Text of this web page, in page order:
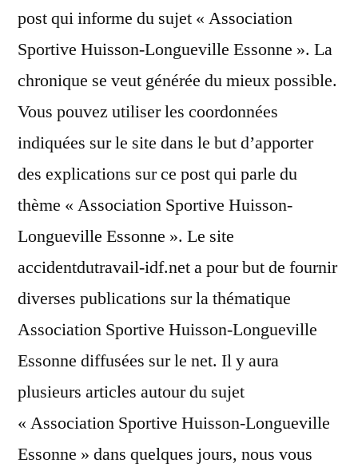
post qui informe du sujet « Association
Sportive Huisson-Longueville Essonne ». La
chronique se veut générée du mieux possible.
Vous pouvez utiliser les coordonnées
indiquées sur le site dans le but d’apporter
des explications sur ce post qui parle du
thème « Association Sportive Huisson-
Longueville Essonne ». Le site
accidentdutravail-idf.net a pour but de fournir
diverses publications sur la thématique
Association Sportive Huisson-Longueville
Essonne diffusées sur le net. Il y aura
plusieurs articles autour du sujet
« Association Sportive Huisson-Longueville
Essonne » dans quelques jours, nous vous